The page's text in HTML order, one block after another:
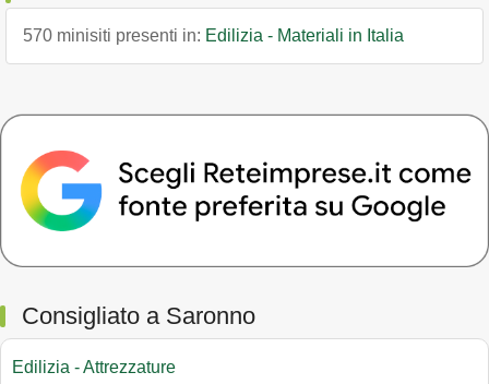
570 minisiti presenti in: Edilizia - Materiali in Italia
Consigliato a Saronno
Edilizia - Attrezzature